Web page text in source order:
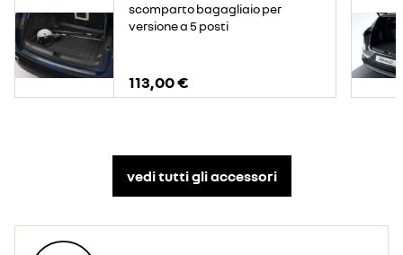
scomparto bagagliaio per
versione a 5 posti
113,00 €
vedi tutti gli accessori​